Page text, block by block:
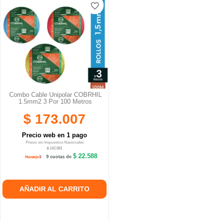
Combo Cable Unipolar COBRHIL
1.5mm2 3 Por 100 Metros
$ 173.007
Precio web en 1 pago
Precio sin Impuestos Nacionales
$ 142.981
9 cuotas de$ 22.588
AÑADIR AL CARRITO
favorite_border